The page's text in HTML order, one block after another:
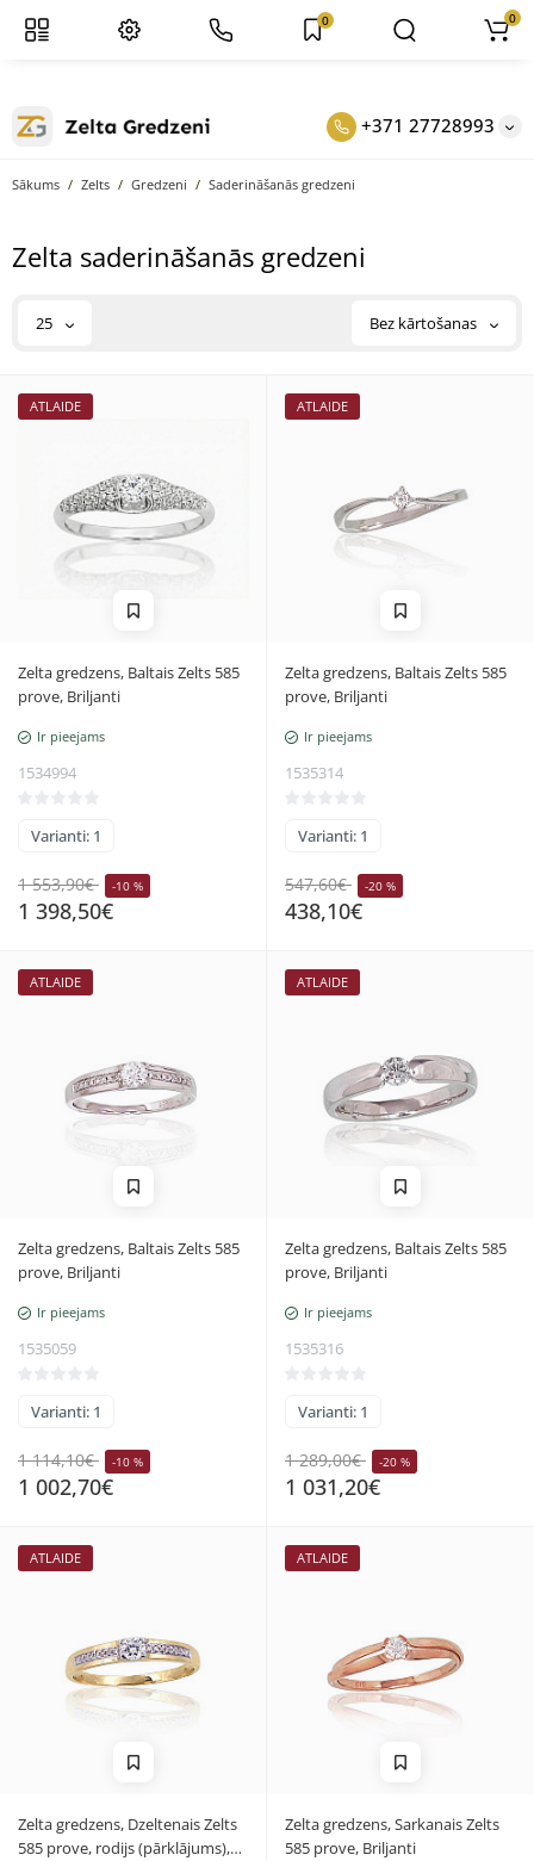
+371 27728993
0 0
Sākums Zelts Gredzeni Saderināšanās gredzeni
Zelta saderināšanās gredzeni
25 Bez kārtošanas
ATLAIDE
Zelta gredzens, Baltais Zelts 585
prove, Briljanti
Ir pieejams
1534994
Varianti: 1
1 553,90€ -10 %
1 398,50€
ATLAIDE
Zelta gredzens, Baltais Zelts 585
prove, Briljanti
Ir pieejams
1535314
Varianti: 1
547,60€ -20 %
438,10€
ATLAIDE
Zelta gredzens, Baltais Zelts 585
prove, Briljanti
Ir pieejams
1535059
Varianti: 1
1 114,10€ -10 %
1 002,70€
ATLAIDE
Zelta gredzens, Baltais Zelts 585
prove, Briljanti
Ir pieejams
1535316
Varianti: 1
1 289,00€ -20 %
1 031,20€
ATLAIDE
Zelta gredzens, Dzeltenais Zelts
585 prove, rodijs (pārklājums),
ATLAIDE
Zelta gredzens, Sarkanais Zelts
585 prove, Briljanti